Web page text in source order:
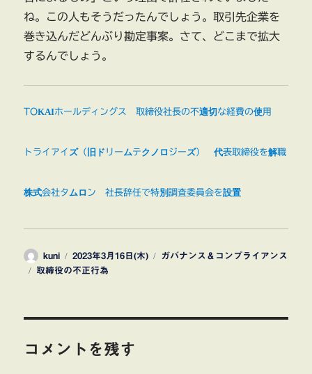
ね。この人もそうだったんでしょう。取引先企業を
巻き込んだどんぶり勘定事案。さて、どこまで拡大
するんでしょう。
TOKAIホールディングス 取締役社長の不適切な経費の使用
トライアイズ（旧ドリームテクノロジーズ） 代表取締役を解職
株式会社タムロン 社長辞任で特別調査委員会を設置
投
稿
kuni
投
稿
2023年3月16日(木)
カ
ガバナンス＆コンプライアンス
タ
取締役の不正行為
コメントを残す